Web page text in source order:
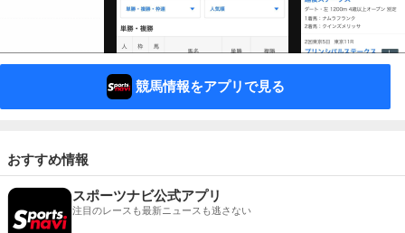
競馬情報をアプリで見る
おすすめ情報
スポーツナビ公式アプリ
注目のレースも最新ニュースも逃さない